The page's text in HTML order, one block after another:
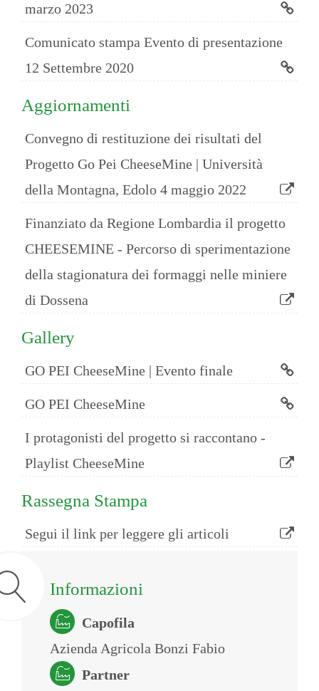
marzo 2023
Comunicato stampa Evento di presentazione
12 Settembre 2020
Aggiornamenti
Convegno di restituzione dei risultati del
Progetto Go Pei CheeseMine | Università
della Montagna, Edolo 4 maggio 2022
Finanziato da Regione Lombardia il progetto
CHEESEMINE - Percorso di sperimentazione
della stagionatura dei formaggi nelle miniere
di Dossena
Gallery
GO PEI CheeseMine | Evento finale
GO PEI CheeseMine
I protagonisti del progetto si raccontano -
Playlist CheeseMine
Rassegna Stampa
Segui il link per leggere gli articoli
Informazioni
Capofila
Azienda Agricola Bonzi Fabio
Partner